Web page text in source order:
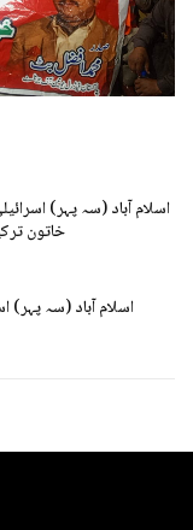
اسلام آباد (سہ پہر)
خاتون
اسلام آباد (سہ پہر)